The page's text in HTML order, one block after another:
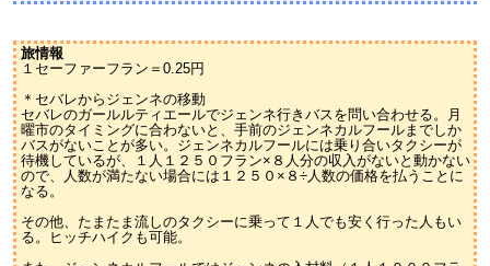
旅情報
１セーファーフラン＝0.25円
＊セバレからジェンネの移動
セバレのガールルティエールでジェンネ行きバスを問い合わせる。月
曜市のタイミングに合わないと、手前のジェンネカルフールまでしか
バスがないことが多い。ジェンネカルフールには乗り合いタクシーが
待機しているが、１人１２５０フラン×８人分の収入がないと動かない
ので、人数が満たない場合には１２５０×８÷人数の価格を払うことに
なる。
その他、たまたま流しのタクシーに乗って１人でも安く行った人もい
る。ヒッチハイクも可能。